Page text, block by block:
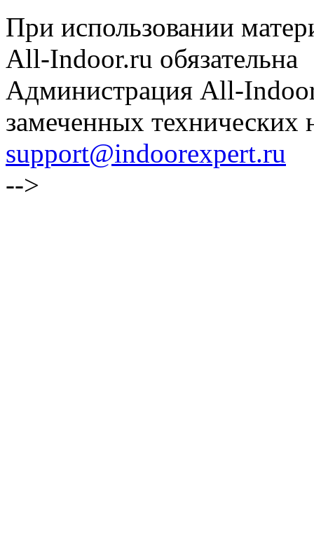
При использовании
All-Indoor.ru обязательна
Администрация All-
замеченных технических
support@indoorexpert.ru
-->